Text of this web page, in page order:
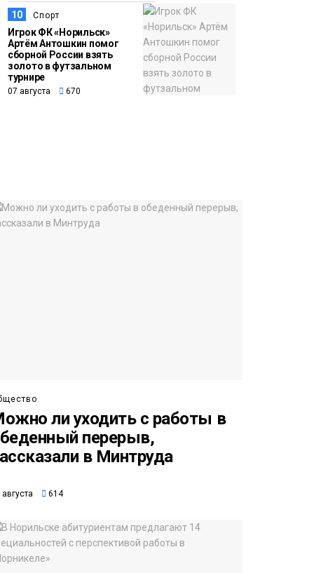
10 Спорт
Игрок ФК «Норильск»
Артём Антошкин помог
сборной России взять
золото в футзальном
турнире
07 августа 670
ли уходить с работы в
перерыв,
в Минтруда
614